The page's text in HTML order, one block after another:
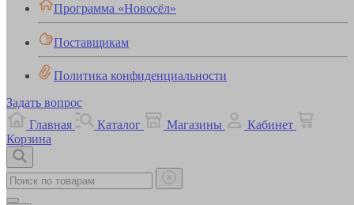
Программа «Новосёл»
Поставщикам
Политика конфиденциальности
Задать вопрос
Главная
Каталог Магазины
Кабинет
Корзина